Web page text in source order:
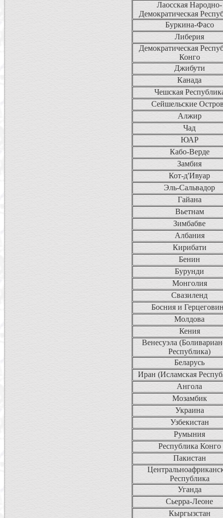
Лаосская Народно-
Демократическая
Буркина-Фасо
Либерия
Демократическая
Конго
Джибути
Канада
Чешская
Сейшельские
Алжир
Чад
ЮАР
Кабо-Верде
Замбия
Кот-д'Ивуар
Эль-Сальвадор
Гайана
Вьетнам
Зимбабве
Албания
Кирибати
Бенин
Бурунди
Монголия
Свазиленд
Босния и
Молдова
Кения
Венесуэла
Республика)
Беларусь
Иран (Исламская
Ангола
Мозамбик
Украина
Узбекистан
Румыния
Республика Конго
Пакистан
Республика
Уганда
Сьерра-Леоне
Кыргызстан